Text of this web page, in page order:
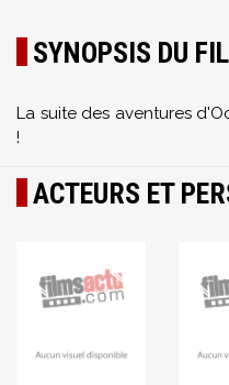
SYNOPSIS DU
La suite des aventures
!
ACTEURS ET